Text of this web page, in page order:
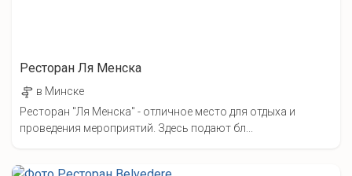
Ресторан Ля Менска
в Минске
Ресторан "Ля Менска" - отличное место для отдыха и
проведения мероприятий. Здесь подают бл...